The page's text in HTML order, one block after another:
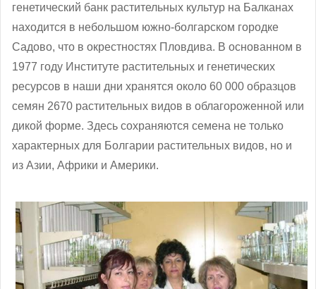
генетический банк растительных культур на Балканах
находится в небольшом южно-болгарском городке
Садово, что в окрестностях Пловдива. В основанном в
1977 году Институте растительных и генетических
ресурсов в наши дни хранятся около 60 000 образцов
семян 2670 растительных видов в облагороженной или
дикой форме. Здесь сохраняются семена не только
характерных для Болгарии растительных видов, но и
из Азии, Африки и Америки.